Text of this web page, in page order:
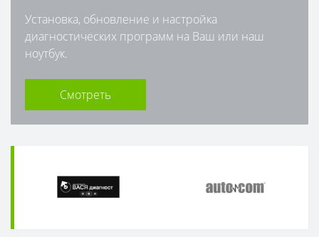
Установка, обновление и настройка
диагностических программ на Ваш или наш
ноутбук.
Смотреть